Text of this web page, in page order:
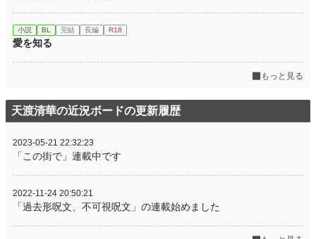
小説 BL 完結 長編 R18
愛を知る
もっと見る
天渡清華の近況ボードの更新履歴
2023-05-21 22:32:23
「この街で」連載中です
2022-11-24 20:50:21
「過去形呪文、不可視呪文」の連載始めました